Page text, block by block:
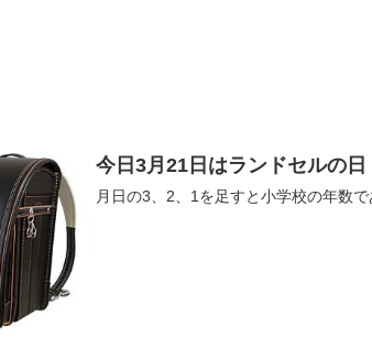
今日3月21日はランドセルの日
月日の3、2、1を足すと小学校の年数